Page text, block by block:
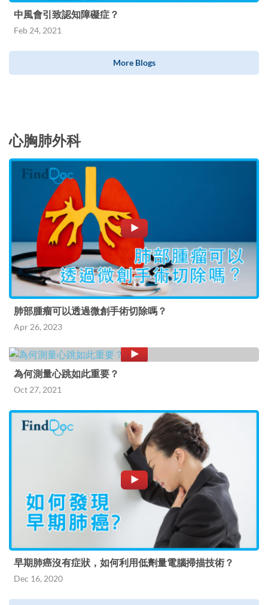
中風會引致認知障礙症？
Feb 24, 2021
More Blogs
心胸肺外科
肺部腫瘤可以透過微創手術切除嗎？
Apr 26, 2023
為何測量心跳如此重要？
Oct 27, 2021
早期肺癌沒有症狀，如何利用低劑量電腦掃描技術？
Dec 16, 2020